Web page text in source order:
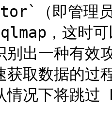
（即管理员
，这时可
别出一种有效
获取数据的过
情况下将跳过